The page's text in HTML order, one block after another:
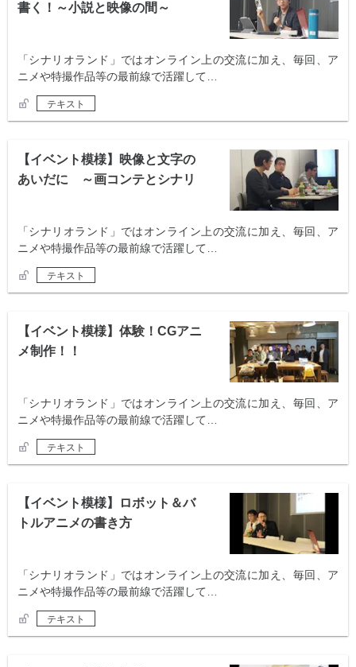
書く！～小説と映像の間～
「シナリオランド」ではオンライン上の交流に加え、毎回、ア
ニメや特撮作品等の最前線で活躍して…
テキスト
【イベント模様】映像と文字の
あいだに ～画コンテとシナリ
「シナリオランド」ではオンライン上の交流に加え、毎回、ア
ニメや特撮作品等の最前線で活躍して…
テキスト
【イベント模様】体験！CGアニ
メ制作！！
「シナリオランド」ではオンライン上の交流に加え、毎回、ア
ニメや特撮作品等の最前線で活躍して…
テキスト
【イベント模様】ロボット＆バ
トルアニメの書き方
「シナリオランド」ではオンライン上の交流に加え、毎回、ア
ニメや特撮作品等の最前線で活躍して…
テキスト